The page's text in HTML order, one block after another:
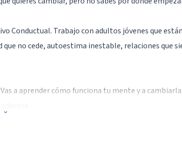
Conductual. Trabajo con adultos jóvenes que
que no cede, autoestima inestable, relaciones que
a aprender cómo funciona tu mente y a
Conductual, uno de los enfoques con mayor